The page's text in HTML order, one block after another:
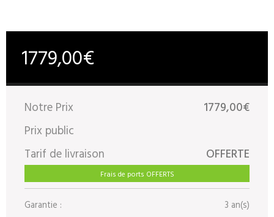
1779,00€
Notre Prix
1779,00€
Prix public
Tarif de livraison
OFFERTE
Frais de ports OFFERTS
Garantie : 3 an(s)